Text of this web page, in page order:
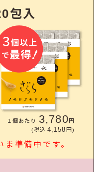
包入
１個あたり 3,780 円
(税込 4,158 円)
ま準備中です。